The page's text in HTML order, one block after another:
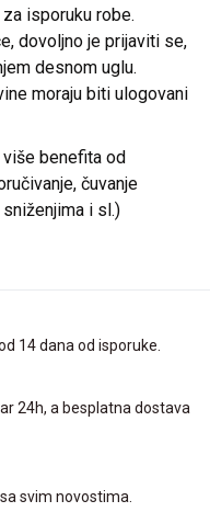
isporuku robe.
dovoljno je prijaviti se,
desnom uglu.
moraju biti ulogovani
više benefita od
čuvanje
i sl.)
14 dana od isporuke.
24h, a besplatna dostava
svim novostima.